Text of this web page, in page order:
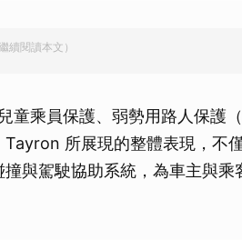
續閱讀本文）
童乘員保護、弱勢用路人保護
所展現的整體表現，不
與駕駛協助系統，為車主與乘